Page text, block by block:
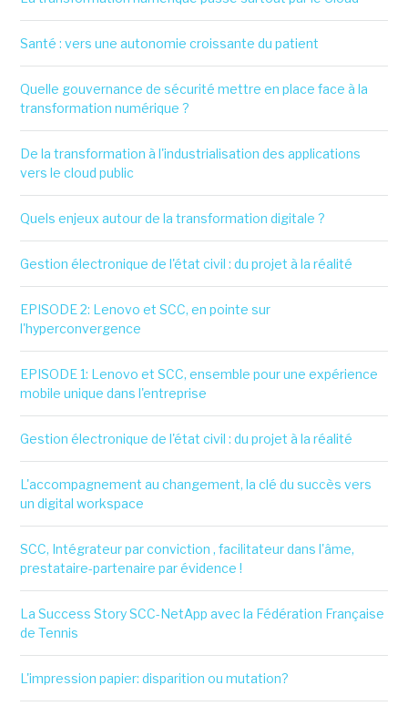
Santé : vers une autonomie croissante du patient
Quelle gouvernance de sécurité mettre en place face à la
transformation numérique ?
De la transformation à l'industrialisation des applications
vers le cloud public
Quels enjeux autour de la transformation digitale ?
Gestion électronique de l'état civil : du projet à la réalité
EPISODE 2: Lenovo et SCC, en pointe sur
l'hyperconvergence
EPISODE 1: Lenovo et SCC, ensemble pour une expérience
mobile unique dans l'entreprise
Gestion électronique de l'état civil : du projet à la réalité
L'accompagnement au changement, la clé du succès vers
un digital workspace
SCC, Intégrateur par conviction , facilitateur dans l'âme,
prestataire-partenaire par évidence !
La Success Story SCC-NetApp avec la Fédération Française
de Tennis
L'impression papier: disparition ou mutation?